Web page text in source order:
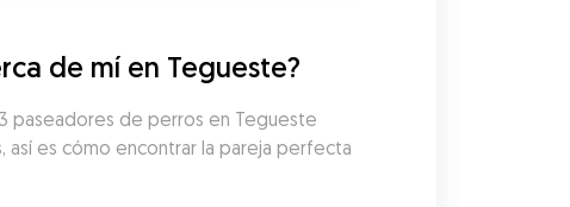
de mí en Tegueste?
paseadores de perros en Tegueste
así es cómo encontrar la pareja perfecta